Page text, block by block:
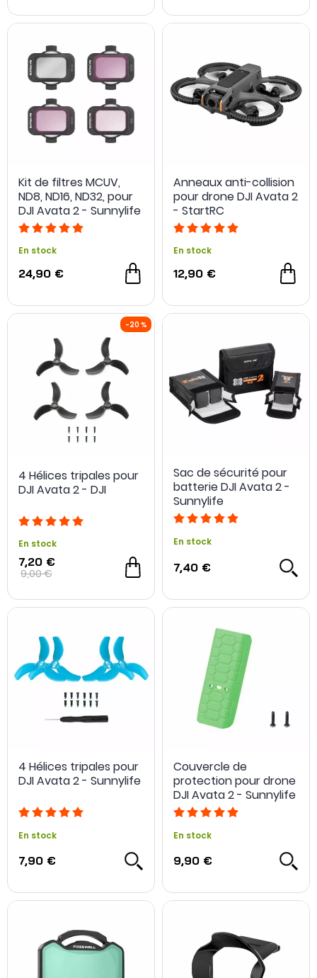
Kit de filtres MCUV,
ND8, ND16, ND32, pour
DJI Avata 2 - Sunnylife
En stock
24,90 €
Anneaux anti-collision
pour drone DJI Avata 2
- StartRC
En stock
12,90 €
4 Hélices tripales pour
DJI Avata 2 - DJI
En stock
7,20 €
9,00 €
Sac de sécurité pour
batterie DJI Avata 2 -
Sunnylife
En stock
7,40 €
4 Hélices tripales pour
DJI Avata 2 - Sunnylife
En stock
7,90 €
Couvercle de
protection pour drone
DJI Avata 2 - Sunnylife
En stock
9,90 €